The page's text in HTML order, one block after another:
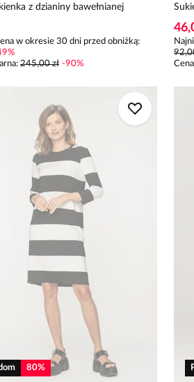
z dzianiny bawełnianej
w okresie 30 dni przed obniżką:
%
: 245,00 zł -90%
80%